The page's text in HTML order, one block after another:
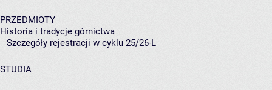
PRZEDMIOTY
Historia i tradycje górnictwa
Szczegóły rejestracji w cyklu 25/26-L
STUDIA